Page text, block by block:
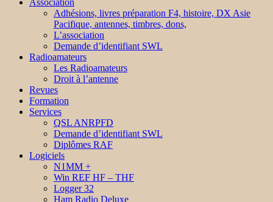
Association
Adhésions, livres préparation F4, histoire, DX Asie
Pacifique, antennes, timbres, dons,
L’association
Demande d’identifiant SWL
Radioamateurs
Les Radioamateurs
Droit à l’antenne
Revues
Formation
Services
QSL ANRPFD
Demande d’identifiant SWL
Diplômes RAF
Logiciels
N1MM +
Win REF HF – THF
Logger 32
Ham Radio Deluxe